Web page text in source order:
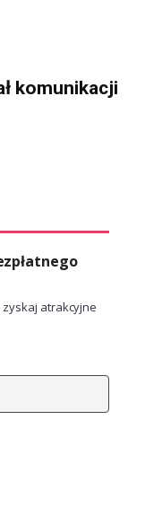
komunikacji
atrakcyjne